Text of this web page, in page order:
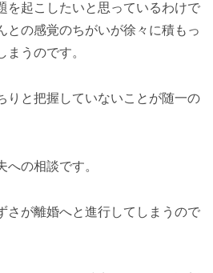
を起こしたいと思っているわけで
との感覚のちがいが徐々に積もっ
まうのです。
りと把握していないことが随一の
への相談です。
さが離婚へと進行してしまうので